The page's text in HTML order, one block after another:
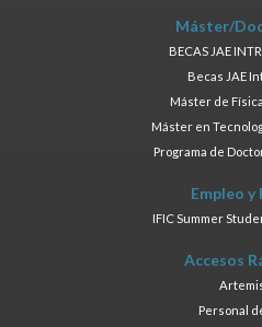
Máster/
BECAS JAE
Becas JAE
Máster de
Máster en
Programa de
Empleo y
IFIC Summer
Accesos
Personal